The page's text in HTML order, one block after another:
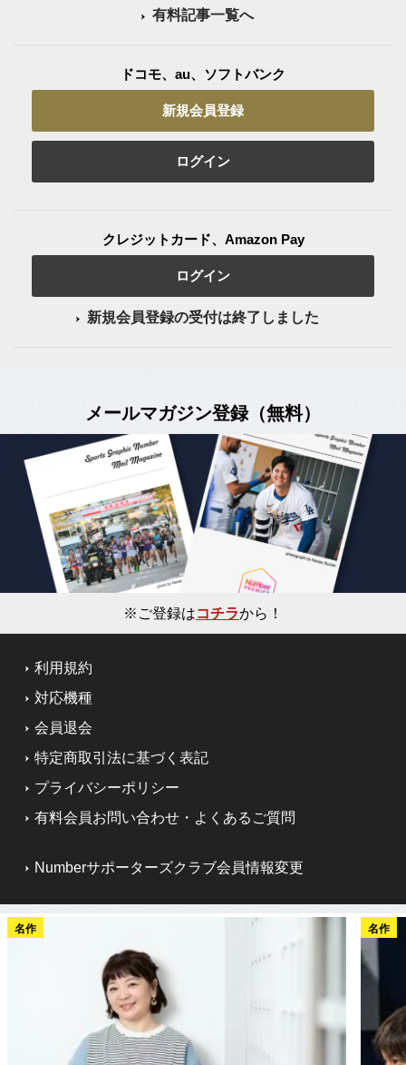
有料記事一覧へ
ドコモ、au、ソフトバンク
新規会員登録
ログイン
クレジットカード、Amazon Pay
ログイン
新規会員登録の受付は終了しました
メールマガジン登録（無料）
※ご登録はコチラから！
利用規約
対応機種
会員退会
特定商取引法に基づく表記
プライバシーポリシー
有料会員お問い合わせ・よくあるご質問
Numberサポーターズクラブ会員情報変更
名作 名作